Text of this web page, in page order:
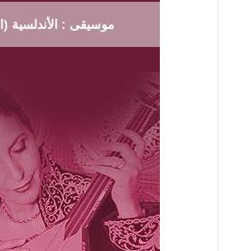
موسيقى : الأندلسية